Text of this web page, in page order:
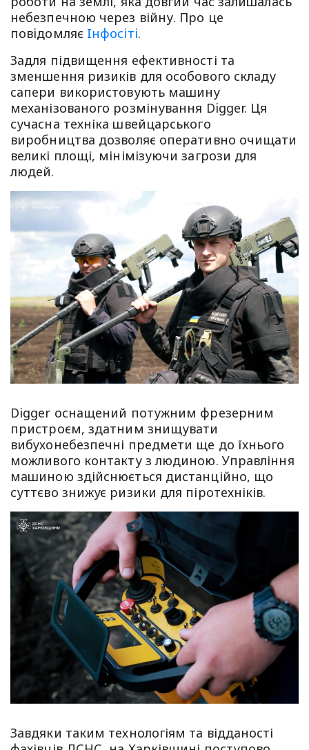
небезпечною через війну. Про це
повiдомляє Iнфосiтi.
Задля підвищення ефективності та
зменшення ризиків для особового складу
сапери використовують машину
механізованого розмінування Digger. Ця
сучасна техніка швейцарського
виробництва дозволяє оперативно очищати
великі площі, мінімізуючи загрози для
людей.
Digger оснащений потужним фрезерним
пристроєм, здатним знищувати
вибухонебезпечні предмети ще до їхнього
можливого контакту з людиною. Управління
машиною здійснюється дистанційно, що
суттєво знижує ризики для піротехніків.
Завдяки таким технологіям та відданості